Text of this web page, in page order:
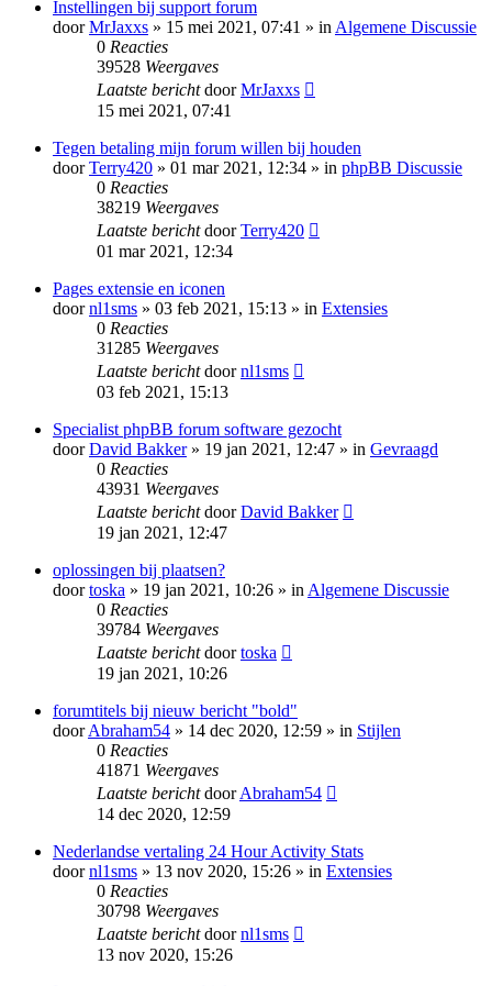
Instellingen bij support forum
doorMrJaxxs » 15 mei 2021, 07:41 » inAlgemene Discussie
0 Reacties
39528 Weergaves
Laatste berichtdoorMrJaxxs
15 mei 2021, 07:41
Tegen betaling mijn forum willen bij houden
doorTerry420 » 01 mar 2021, 12:34 » in phpBB Discussie
0 Reacties
38219 Weergaves
Laatste berichtdoorTerry420
01 mar 2021, 12:34
Pages extensie en iconen
doornl1sms » 03 feb 2021, 15:13 » in Extensies
0 Reacties
31285 Weergaves
Laatste berichtdoornl1sms
03 feb 2021, 15:13
Specialist phpBB forum software gezocht
doorDavid Bakker» 19 jan 2021, 12:47 » in Gevraagd
0 Reacties
43931 Weergaves
Laatste berichtdoorDavid Bakker
19 jan 2021, 12:47
oplossingen bij plaatsen?
doortoska » 19 jan 2021, 10:26 » inAlgemene Discussie
0 Reacties
39784 Weergaves
Laatste berichtdoortoska
19 jan 2021, 10:26
forumtitels bij nieuw bericht "bold"
doorAbraham54 » 14 dec 2020, 12:59 » in Stijlen
0 Reacties
41871 Weergaves
Laatste berichtdoorAbraham54
14 dec 2020, 12:59
Nederlandse vertaling 24 Hour Activity Stats
doornl1sms » 13 nov 2020, 15:26 » in Extensies
0 Reacties
30798 Weergaves
Laatste berichtdoornl1sms
13 nov 2020, 15:26